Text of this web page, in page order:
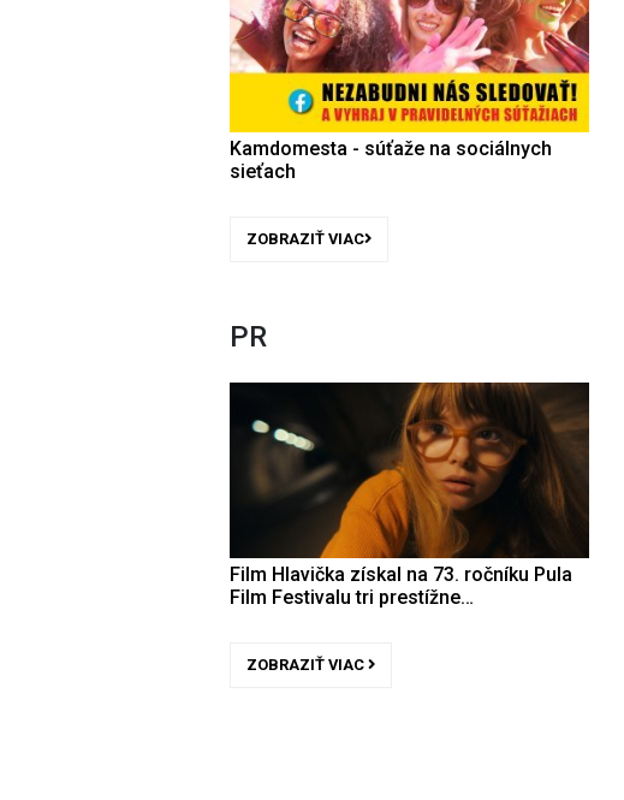
Kamdomesta - súťaže na sociálnych
sieťach
ZOBRAZIŤ VIAC
PR
Film Hlavička získal na 73. ročníku Pula
Film Festivalu tri prestížne…
ZOBRAZIŤ VIAC